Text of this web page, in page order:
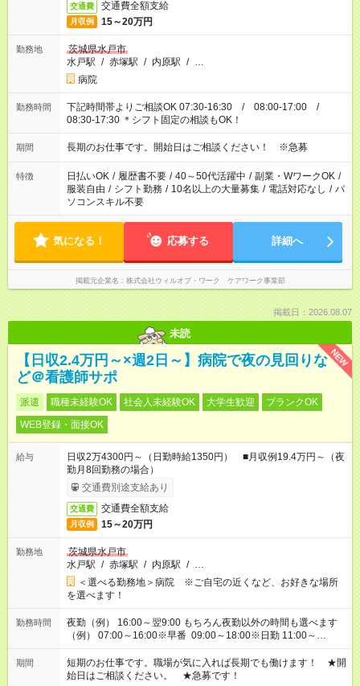
交通費 交通費全額支給
月収例 15～20万円
勤務地
茨城県水戸市
水戸駅 / 赤塚駅 / 内原駅 / …
病院
勤務時間
下記時間帯よりご相談OK 07:30-16:30 / 08:00-17:00 /
08:30-17:30 ＊シフト固定の相談もOK！
期間 長期のお仕事です。開始日はご相談ください！ ※急募
特徴 日払いOK / 履歴書不要 / 40～50代活躍中 / 副業・WワークOK /
服装自由 / シフト勤務 / 10名以上の大量募集 / 電話対応なし / パ
ソコンスキル不要
気になる！ 応募する 詳細へ
掲載元企業名 株式会社ウィルオブ・ワーク ケアワーク事業部
掲載日：2026.08.07
未読
NEW
【日収2.4万円～×週2日～】病院で夜の見回りな
ど＠看護師サポ
派遣 職種未経験OK 社会人未経験OK 大学生歓迎
ブランクOK
WEB登録・面接OK
給与
日収2万4300円～（日勤時給1350円） ■月収例19.4万円～（夜
勤月8回勤務の場合）
交通費別途支給あり
交通費 交通費全額支給
月収例 15～20万円
勤務地
茨城県水戸市
水戸駅 / 赤塚駅 / 内原駅 / …
＜選べる勤務地＞病院 ※ご自宅の近くなど、お好きな場所
を選べます！
勤務時間
夜勤（例） 16:00～翌9:00 もちろん夜勤以外の時間も選べます
（例） 07:00～16:00※早番 09:00～18:00※日勤 11:00～
20:00※遅番 ※時間は、固定・選べる施設もあるので、ご希望が
あれば調整できます！ ※シフト制。勤務地により実働時間が異
なります。★家庭の都合でお休みが必要な場合も遠慮なくご相談
期間
短期のお仕事です。職場が気に入れば長期でも働けます！ ★開
始日はご相談ください。 ★急募です！